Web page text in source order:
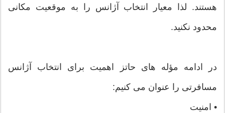
هستند. لذا معیار انتخاب آژانس را به موقعیت مکانی
محدود نکنید.
در ادامه مؤله های حاتز اهمیت برای انتخاب آژانس
مسافرتی را عنوان می کنیم:
• امنیت